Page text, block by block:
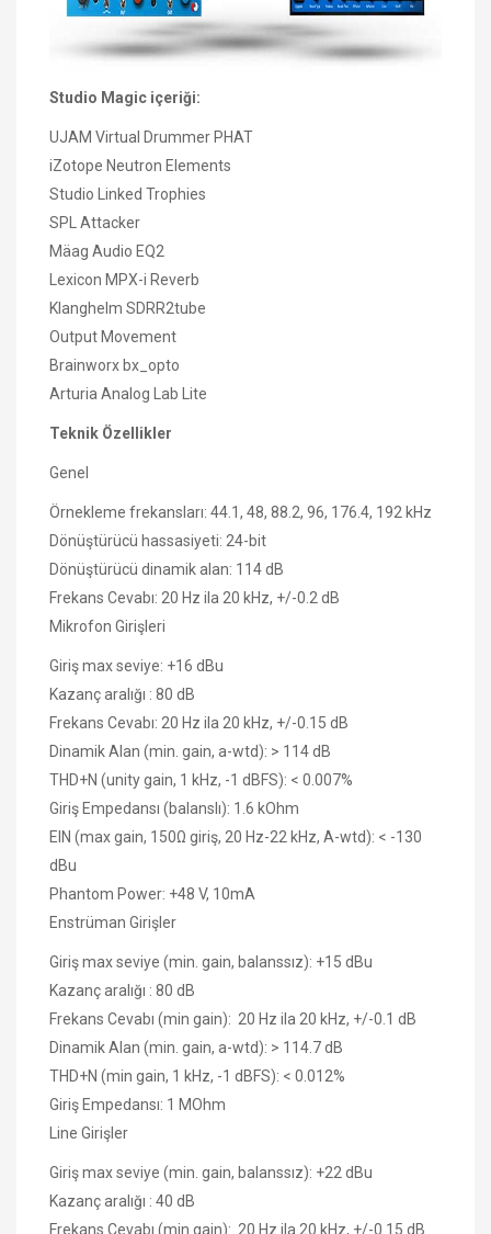
Studio Magic içeriği:
UJAM Virtual Drummer PHAT
iZotope Neutron Elements
Studio Linked Trophies
SPL Attacker
Mäag Audio EQ2
Lexicon MPX-i Reverb
Klanghelm SDRR2tube
Output Movement
Brainworx bx_opto
Arturia Analog Lab Lite
Teknik Özellikler
Genel
Örnekleme frekansları: 44.1, 48, 88.2, 96, 176.4, 192 kHz
Dönüştürücü hassasiyeti: 24-bit
Dönüştürücü dinamik alan: 114 dB
Frekans Cevabı: 20 Hz ila 20 kHz, +/-0.2 dB
Mikrofon Girişleri
Giriş max seviye: +16 dBu
Kazanç aralığı : 80 dB
Frekans Cevabı: 20 Hz ila 20 kHz, +/-0.15 dB
Dinamik Alan (min. gain, a-wtd): > 114 dB
THD+N (unity gain, 1 kHz, -1 dBFS): < 0.007%
Giriş Empedansı (balanslı): 1.6 kOhm
EIN (max gain, 150Ω giriş, 20 Hz-22 kHz, A-wtd): < -130
dBu
Phantom Power: +48 V, 10mA
Enstrüman Girişler
Giriş max seviye (min. gain, balanssız): +15 dBu
Kazanç aralığı : 80 dB
Frekans Cevabı (min gain): 20 Hz ila 20 kHz, +/-0.1 dB
Dinamik Alan (min. gain, a-wtd): > 114.7 dB
THD+N (min gain, 1 kHz, -1 dBFS): < 0.012%
Giriş Empedansı: 1 MOhm
Line Girişler
Giriş max seviye (min. gain, balanssız): +22 dBu
Kazanç aralığı : 40 dB
Frekans Cevabı (min gain): 20 Hz ila 20 kHz, +/-0.15 dB